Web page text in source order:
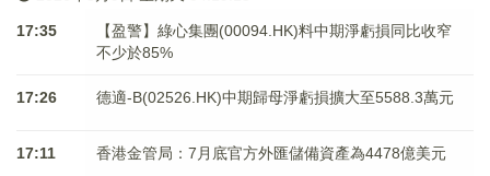
17:35
【盈警】綠心集團(00094.HK)料中期淨虧損同比收窄
不少於85%
17:26 德適-B(02526.HK)中期歸母淨虧損擴大至5588.3萬元
17:11 香港金管局：7月底官方外匯儲備資產為4478億美元